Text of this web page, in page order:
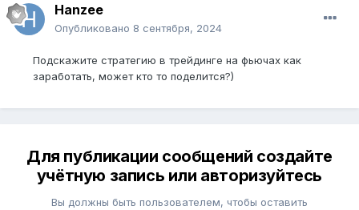
Hanzee
Опубликовано 8 сентября, 2024
Подскажите стратегию в трейдинге на фьючах как
заработать, может кто то поделится?)
Для публикации сообщений создайте
учётную запись или авторизуйтесь
Вы должны быть пользователем, чтобы оставить